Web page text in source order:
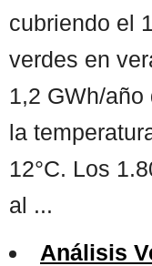
cubriendo el
verdes en
1,2 GWh/
la
12°C. Los
al ...
Análisis